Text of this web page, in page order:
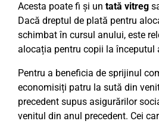
Acesta poate fi și un tată vitreg
Dacă dreptul de plată pentru
schimbat în cursul anului, este
alocația pentru copii la începutul
Pentru a beneficia de sprijinul
economisiți patru la sută din
precedent supus asigurărilor
venitul din anul precedent. Cei